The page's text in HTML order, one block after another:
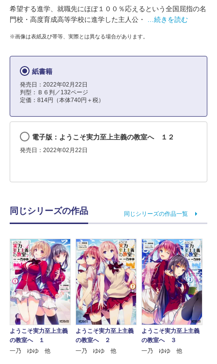
希望する進学、就職先にほぼ１００％応えるという全国屈指の名
門校・高度育成高等学校に進学した主人公・
…続きを読む
※画像は表紙及び帯等、実際とは異なる場合があります。
紙書籍
発売日：2022年02月22日
判型：Ｂ６判／132ページ
定価：814円（本体740円＋税）
電子版：ようこそ実力至上主義の教室へ １２
発売日：2022年02月22日
同じシリーズの作品 同じシリーズの作品一覧
ようこそ実力至上主義
の教室へ １
一乃 ゆゆ 他
ようこそ実力至上主義
の教室へ ２
一乃 ゆゆ 他
ようこそ実力至上主義
の教室へ ３
一乃 ゆゆ 他